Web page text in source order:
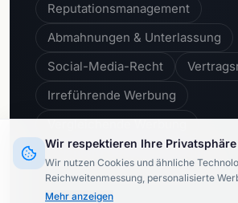
Reputationsmanagement
Abmahnungen & Unterlassung
Social-Media-Recht
Irreführende Werbung
Vergleichende Werbung
Unlautere Geschäftspraktiken
Wir respektieren Ihre Privatsphäre
Wir nutzen Cookies und ähnliche
Reichweitenmessung, personalisierte
externer Inhalte (§ 25 TTDSG).
Mehr anzeigen